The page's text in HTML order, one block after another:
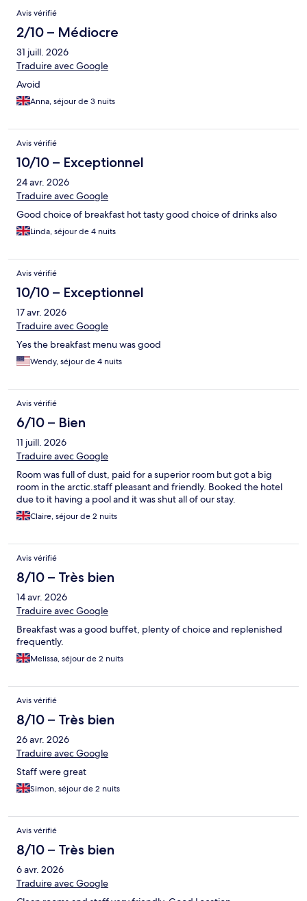
Avis vérifié
2/10 – Médiocre
31 juill. 2026
Traduire avec Google
Avoid
Anna, séjour de 3 nuits
Avis vérifié
10/10 – Exceptionnel
24 avr. 2026
Traduire avec Google
Good choice of breakfast hot tasty good choice of drinks also
Linda, séjour de 4 nuits
Avis vérifié
10/10 – Exceptionnel
17 avr. 2026
Traduire avec Google
Yes the breakfast menu was good
Wendy, séjour de 4 nuits
Avis vérifié
6/10 – Bien
11 juill. 2026
Traduire avec Google
Room was full of dust, paid for a superior room but got a big
room in the arctic.staff pleasant and friendly. Booked the hotel
due to it having a pool and it was shut all of our stay.
Claire, séjour de 2 nuits
Avis vérifié
8/10 – Très bien
14 avr. 2026
Traduire avec Google
Breakfast was a good buffet, plenty of choice and replenished
frequently.
Melissa, séjour de 2 nuits
Avis vérifié
8/10 – Très bien
26 avr. 2026
Traduire avec Google
Staff were great
Simon, séjour de 2 nuits
Avis vérifié
8/10 – Très bien
6 avr. 2026
Traduire avec Google